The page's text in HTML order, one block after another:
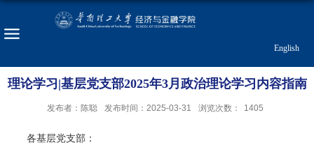
English
理论学习|基层党支部2025年3月政治理论学习内容指南
发布者：陈聪 发布时间：2025-03-31 浏览次数： 1405
各基层党支部：